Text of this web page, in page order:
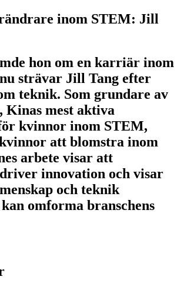
inom STEM: Jill
hon om en karriär inom
strävar Jill Tang efter
teknik. Som grundare av
Kinas mest aktiva
kvinnor inom STEM,
att blomstra inom
arbete visar att
innovation och visar
och teknik
omforma branschens